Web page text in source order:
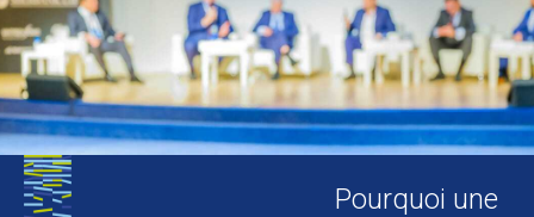
Pourquoi une